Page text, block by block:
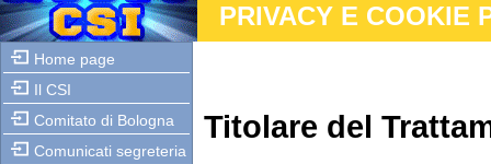
PRIVACY E COOKIE
Home page
Il CSI
Comitato di Bologna
Comunicati segreteria
Titolare del